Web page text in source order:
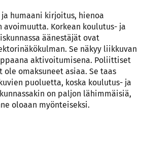
humaani kirjoitus, hienoa
avoimuutta. Korkean koulutus- ja
äänestäjät ovat
Se näkyy liikkuvan
aktivoitumisena. Poliittiset
omaksuneet asiaa. Se taas
puoluetta, koska koulutus- ja
on paljon lähimmäisiä,
oloaan myönteiseksi.